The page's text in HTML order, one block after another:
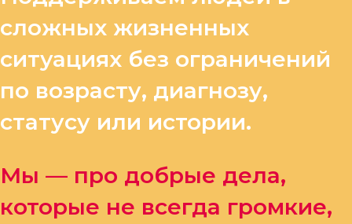
сложных жизненных
ситуациях без ограничений
по возрасту, диагнозу,
статусу или истории.
Мы — про добрые дела,
которые не всегда громкие,